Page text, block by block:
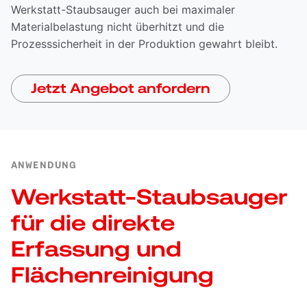
Werkstatt-Staubsauger auch bei maximaler
Materialbelastung nicht überhitzt und die
Prozesssicherheit in der Produktion gewahrt bleibt.
Jetzt Angebot anfordern
ANWENDUNG
Werkstatt-Staubsauger
für die direkte
Erfassung und
Flächenreinigung